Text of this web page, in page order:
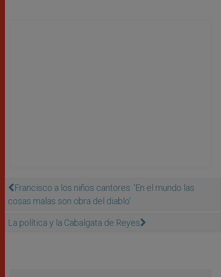
Francisco a los niños cantores: 'En el mundo las
cosas malas son obra del diablo'
La política y la Cabalgata de Reyes